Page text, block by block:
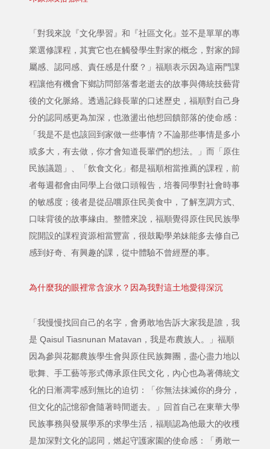
「對我來說『文化學習』和『社區文化』並不是單單的專
業選修課程，其實它也在觸發學生對家的概念，對家的歸
屬感、認同感、責任感是什麼？」福順表示因為這兩門課
程讓他有機會下鄉訪問部落耆老逝去的故事與傳統技藝背
後的文化脈絡。透過記錄長輩的口述歷史，福順對自己身
分的認同感更為加深，也激盪出他想回饋部落的使命感：
「我是不是也該回到家做一些事情？不論那些事情是多小
或多大，有去做，你才會知道長輩們的想法。」而「原住
民族議題」、「飲食文化」都是福順相當推薦的課程，前
者每週都會由同學上台做口頭報告，培養同學對社會時事
的敏感度；後者是從品嚐原住民美食中，了解烹調方式、
口味背後的故事緣由。整體來說，福順覺得原住民民族學
院開設的課程資源相當豐富，很鼓勵學弟妹能多去修自己
感到好奇、有興趣的課，從中體驗不曾經歷的事。
為什麼我的眼裡常含淚水？因為我對這土地愛得深沉
「我慢慢找回自己的名字，會勇敢地告訴大家我是誰，我
是 Qaisul Tiasnunan Matavan，我是布農族人。」福順
因為參與花鄒農族學生會與原住民族舞團，盡心盡力地以
歌舞、手工藝等形式傳承原住民文化，內心也為著傳統文
化的日漸凋零感到無比的迫切：「你無法抹滅你的身分，
但文化的記憶卻會隨著時間逝去。」回首自己在東華大學
民族事務與發展學系的求學生活，福順認為他最大的收穫
是加深對文化的認同，燃起守護家園的使命感：「勇敢一